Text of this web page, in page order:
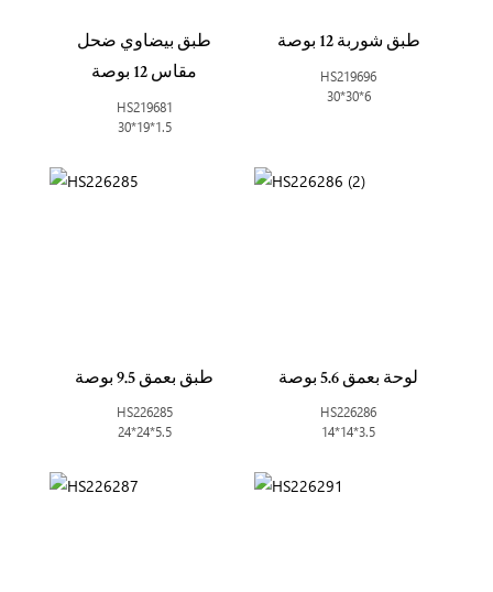
طبق بيضاوي ضحل
مقاس 12 بوصة
HS219681
30*19*1.5
طبق شوربة 12 بوصة
HS219696
30*30*6
طبق بعمق 9.5 بوصة
HS226285
24*24*5.5
لوحة بعمق 5.6 بوصة
HS226286
14*14*3.5